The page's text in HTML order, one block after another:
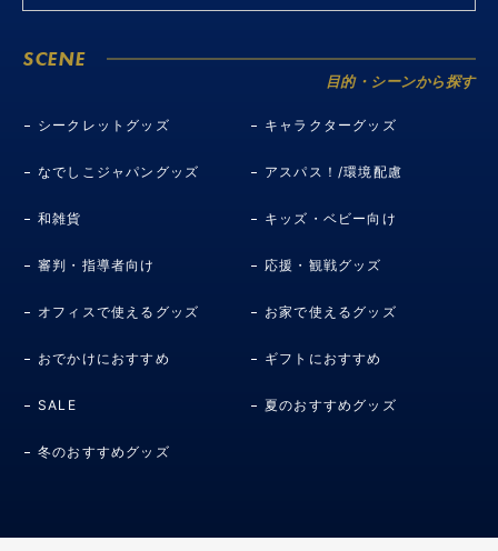
SCENE
目的・シーンから探す
シークレットグッズ キャラクターグッズ
なでしこジャパングッズ アスパス！/環境配慮
和雑貨 キッズ・ベビー向け
審判・指導者向け 応援・観戦グッズ
オフィスで使えるグッズ お家で使えるグッズ
おでかけにおすすめ ギフトにおすすめ
SALE 夏のおすすめグッズ
冬のおすすめグッズ